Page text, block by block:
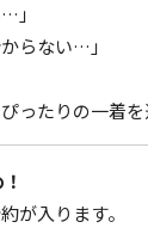
」
らない…」
ったりの一着を
が入ります。